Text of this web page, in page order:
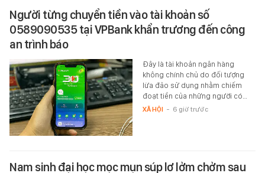
Người từng chuyển tiền vào tài khoản số
0589090535 tại VPBank khẩn trương đến công
an trình báo
Đây là tài khoản ngân hàng
không chính chủ do đối tượng
lừa đảo sử dụng nhằm chiếm
đoạt tiền của những người có…
XÃ HỘI - 6 giờ trước
Nam sinh đại học mọc mụn súp lơ lởm chởm sau